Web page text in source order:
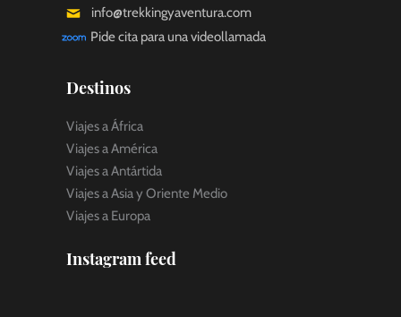
info@trekkingyaventura.com
Pide cita para una videollamada
Destinos
Viajes a África
Viajes a América
Viajes a Antártida
Viajes a Asia y Oriente Medio
Viajes a Europa
Instagram feed